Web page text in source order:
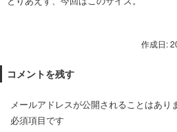
作成日:
コメントを残す
メールアドレスが公開されることはあり
必須項目です